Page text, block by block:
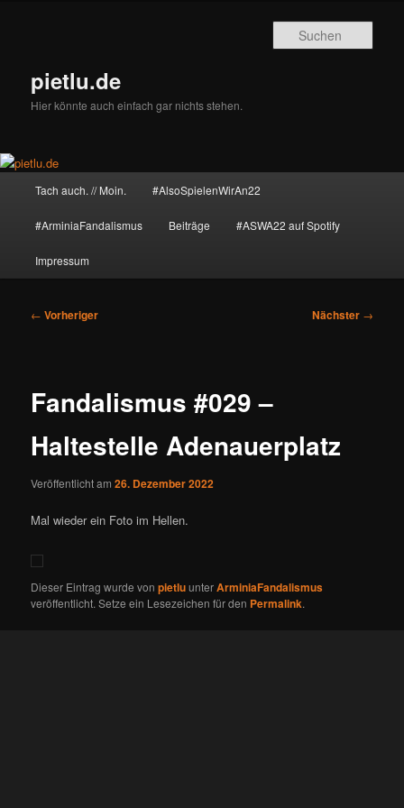
pietlu.de
Hier könnte auch einfach gar nichts stehen.
Tach auch. // Moin. #AlsoSpielenWirAn22
#ArminiaFandalismus Beiträge #ASWA22 auf Spotify
Impressum
Beitragsnavigation
← Vorheriger Nächster →
Fandalismus #029 –
Haltestelle Adenauerplatz
Veröffentlicht am26. Dezember 2022
Mal wieder ein Foto im Hellen.
Dieser Eintrag wurde vonpietluunterArminiaFandalismus
veröffentlicht. Setze ein Lesezeichen für den Permalink.